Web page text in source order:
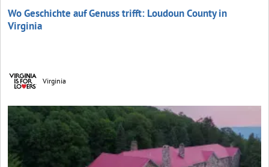
Wo Geschichte auf Genuss trifft: Loudoun County in
Virginia
Virginia